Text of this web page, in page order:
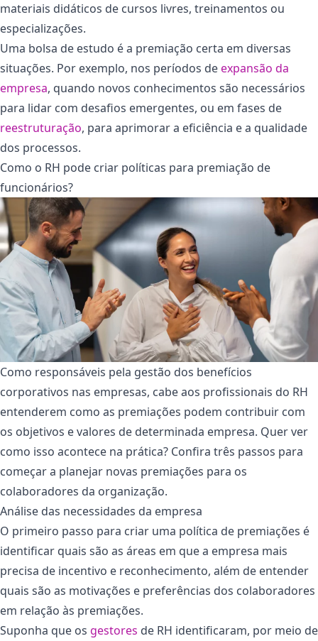
materiais didáticos de cursos livres, treinamentos ou
especializações.
Uma bolsa de estudo é a premiação certa em diversas
situações. Por exemplo, nos períodos deexpansão da
empresa, quando novos conhecimentos são necessários
para lidar com desafios emergentes, ou em fases de
reestruturação, para aprimorar a eficiência e a qualidade
dos processos.
Como o RH pode criar políticas para premiação de
funcionários?
Como responsáveis pela gestão dos benefícios
corporativos nas empresas, cabe aos profissionais do RH
entenderem como as premiações podem contribuir com
os objetivos e valores de determinada empresa. Quer ver
como isso acontece na prática? Confira três passos para
começar a planejar novas premiações para os
colaboradores da organização.
Análise das necessidades da empresa
O primeiro passo para criar uma política de premiações é
identificar quais são as áreas em que a empresa mais
precisa de incentivo e reconhecimento, além de entender
quais são as motivações e preferências dos colaboradores
em relação às premiações.
Suponha que os gestores de RH identificaram, por meio de